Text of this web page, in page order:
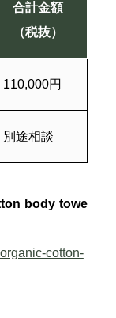
合計金額
（税抜）
110,000円
別途相談
body towe
cotton-